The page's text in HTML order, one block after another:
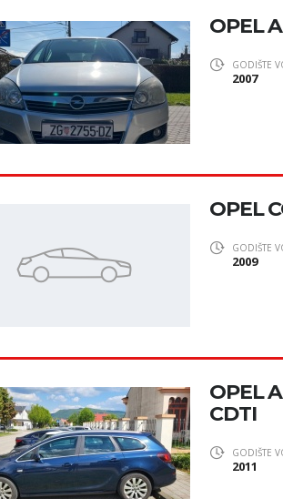
OPEL
GODIŠTE
2007
OPEL
GODIŠTE
2009
OPEL
CDTI
GODIŠTE
2011